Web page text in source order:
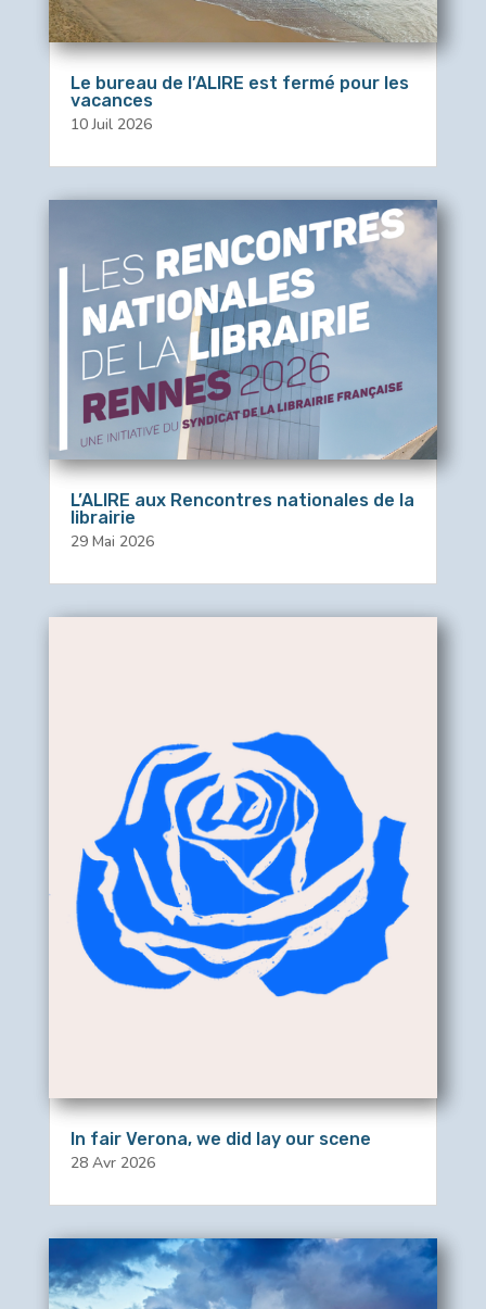
Le bureau de l’ALIRE est fermé pour les
vacances
10 Juil 2026
L’ALIRE aux Rencontres nationales de la
librairie
29 Mai 2026
In fair Verona, we did lay our scene
28 Avr 2026